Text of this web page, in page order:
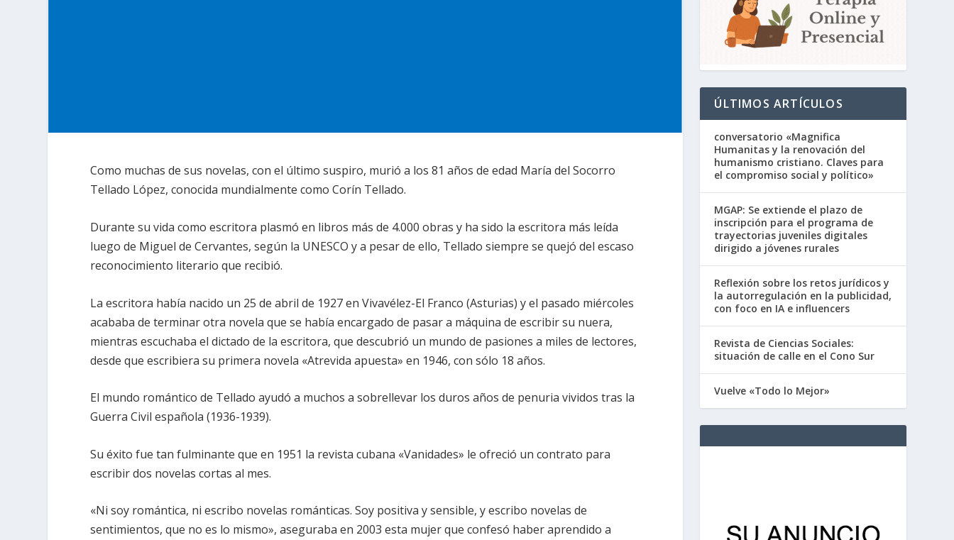
Como muchas de sus novelas, con el último suspiro, murió a los 81 años de edad María del Socorro
Tellado López, conocida mundialmente como Corín Tellado.
Durante su vida como escritora plasmó en libros más de 4.000 obras y ha sido la escritora más leída
luego de Miguel de Cervantes, según la UNESCO y a pesar de ello, Tellado siempre se quejó del escaso
reconocimiento literario que recibió.
La escritora había nacido un 25 de abril de 1927 en Vivavélez-El Franco (Asturias) y el pasado miércoles
acababa de terminar otra novela que se había encargado de pasar a máquina de escribir su nuera,
mientras escuchaba el dictado de la escritora, que descubrió un mundo de pasiones a miles de lectores,
desde que escribiera su primera novela «Atrevida apuesta» en 1946, con sólo 18 años.
El mundo romántico de Tellado ayudó a muchos a sobrellevar los duros años de penuria vividos tras la
Guerra Civil española (1936-1939).
Su éxito fue tan fulminante que en 1951 la revista cubana «Vanidades» le ofreció un contrato para
escribir dos novelas cortas al mes.
«Ni soy romántica, ni escribo novelas románticas. Soy positiva y sensible, y escribo novelas de
sentimientos, que no es lo mismo», aseguraba en 2003 esta mujer que confesó haber aprendido a
ÚLTIMOS ARTÍCULOS
conversatorio «Magnifica
Humanitas y la renovación del
humanismo cristiano. Claves para
el compromiso social y político»
MGAP: Se extiende el plazo de
inscripción para el programa de
trayectorias juveniles digitales
dirigido a jóvenes rurales
Reflexión sobre los retos jurídicos y
la autorregulación en la publicidad,
con foco en IA e influencers
Revista de Ciencias Sociales:
situación de calle en el Cono Sur
Vuelve «Todo lo Mejor»